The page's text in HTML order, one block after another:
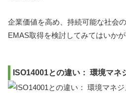
企業価値を高め、持続可能な社会
EMAS取得を検討してみてはいかが
ISO14001との違い： 環境マネ